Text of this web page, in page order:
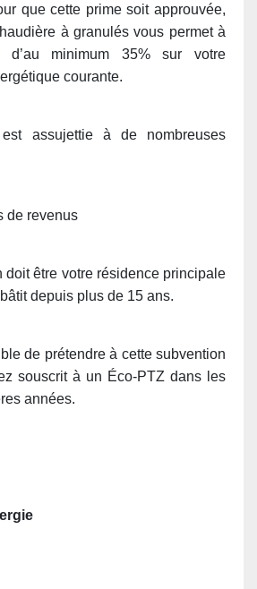
que cette prime soit approuvée,
à granulés vous permet à
minimum 35% sur votre
courante.
assujettie à de nombreuses
de revenus
doit être votre résidence principale
depuis plus de 15 ans.
de prétendre à cette subvention
souscrit à un Éco-PTZ dans les
années.